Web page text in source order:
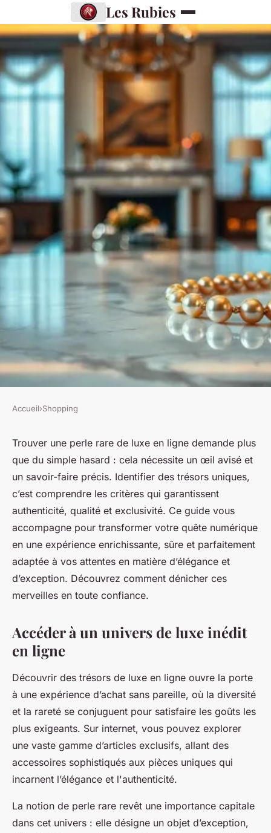
Les Rubies
SHOPPING
Découvrez des trésors de luxe
en ligne : guide d'achat perle
rare
Lou•6 octobre 2025• 7 min de lecture
Accueil›Shopping
Trouver une perle rare de luxe en ligne demande plus
que du simple hasard : cela nécessite un œil avisé et
un savoir-faire précis. Identifier des trésors uniques,
c’est comprendre les critères qui garantissent
authenticité, qualité et exclusivité. Ce guide vous
accompagne pour transformer votre quête numérique
en une expérience enrichissante, sûre et parfaitement
adaptée à vos attentes en matière d’élégance et
d’exception. Découvrez comment dénicher ces
merveilles en toute confiance.
Accéder à un univers de luxe inédit
en ligne
Découvrir des trésors de luxe en ligne ouvre la porte
à une expérience d’achat sans pareille, où la diversité
et la rareté se conjuguent pour satisfaire les goûts les
plus exigeants. Sur internet, vous pouvez explorer
une vaste gamme d’articles exclusifs, allant des
accessoires sophistiqués aux pièces uniques qui
incarnent l’élégance et l'authenticité.
La notion de perle rare revêt une importance capitale
dans cet univers : elle désigne un objet d’exception,